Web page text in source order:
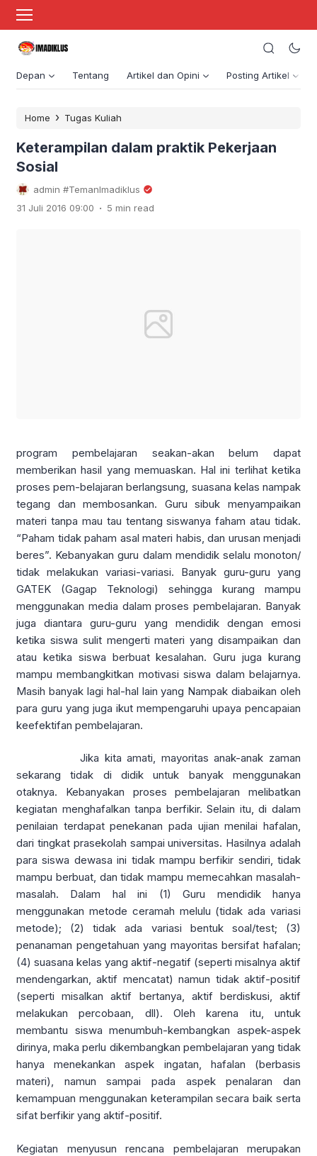
Depan Tentang Artikel dan Opini Posting Artikel
Home › Tugas Kuliah
Keterampilan dalam praktik Pekerjaan
Sosial
admin #TemanImadiklus
31 Juli 2016 09:00 . 5 min read
program pembelajaran seakan-akan belum dapat
memberikan hasil yang memuaskan. Hal ini terlihat ketika
proses pem-belajaran berlangsung, suasana kelas nampak
tegang dan membosankan. Guru sibuk menyampaikan
materi tanpa mau tau tentang siswanya faham atau tidak.
“Paham tidak paham asal materi habis, dan urusan menjadi
beres”. Kebanyakan guru dalam mendidik selalu monoton/
tidak melakukan variasi-variasi. Banyak guru-guru yang
GATEK (Gagap Teknologi) sehingga kurang mampu
menggunakan media dalam proses pembelajaran. Banyak
juga diantara guru-guru yang mendidik dengan emosi
ketika siswa sulit mengerti materi yang disampaikan dan
atau ketika siswa berbuat kesalahan. Guru juga kurang
mampu membangkitkan motivasi siswa dalam belajarnya.
Masih banyak lagi hal-hal lain yang Nampak diabaikan oleh
para guru yang juga ikut mempengaruhi upaya pencapaian
keefektifan pembelajaran.
Jika kita amati, mayoritas anak-anak zaman
sekarang tidak di didik untuk banyak menggunakan
otaknya. Kebanyakan proses pembelajaran melibatkan
kegiatan menghafalkan tanpa berfikir. Selain itu, di dalam
penilaian terdapat penekanan pada ujian menilai hafalan,
dari tingkat prasekolah sampai universitas. Hasilnya adalah
para siswa dewasa ini tidak mampu berfikir sendiri, tidak
mampu berbuat, dan tidak mampu memecahkan masalah-
masalah. Dalam hal ini (1) Guru mendidik hanya
menggunakan metode ceramah melulu (tidak ada variasi
metode); (2) tidak ada variasi bentuk soal/test; (3)
penanaman pengetahuan yang mayoritas bersifat hafalan;
(4) suasana kelas yang aktif-negatif (seperti misalnya aktif
mendengarkan, aktif mencatat) namun tidak aktif-positif
(seperti misalkan aktif bertanya, aktif berdiskusi, aktif
melakukan percobaan, dll). Oleh karena itu, untuk
membantu siswa menumbuh-kembangkan aspek-aspek
dirinya, maka perlu dikembangkan pembelajaran yang tidak
hanya menekankan aspek ingatan, hafalan (berbasis
materi), namun sampai pada aspek penalaran dan
kemampuan menggunakan keterampilan secara baik serta
sifat berfikir yang aktif-positif.
Kegiatan menyusun rencana pembelajaran merupakan